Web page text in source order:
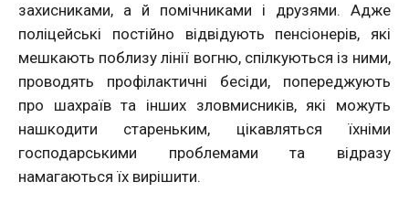
захисниками, а й помічниками і друзями. Адже
поліцейські постійно відвідують пенсіонерів, які
мешкають поблизу лінії вогню, спілкуються із ними,
проводять профілактичні бесіди, попереджують
про шахраїв та інших зловмисників, які можуть
нашкодити стареньким, цікавляться їхніми
господарськими проблемами та відразу
намагаються їх вирішити.